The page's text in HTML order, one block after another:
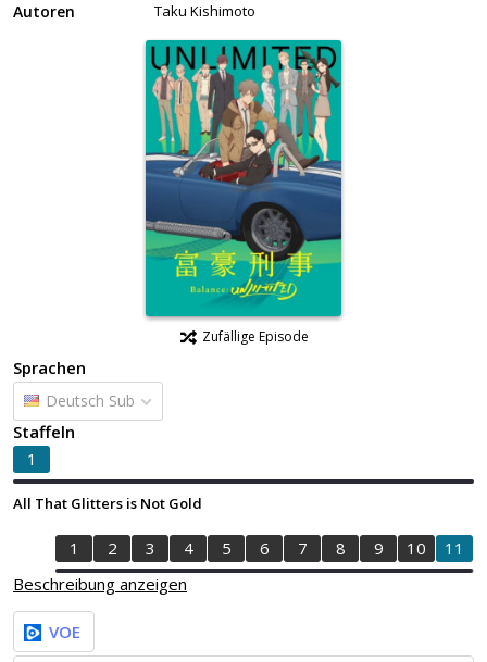
Autoren Taku Kishimoto
Zufällige Episode
Sprachen
Deutsch Sub
Staffeln
1
All That Glitters is Not Gold
1 2 3 4 5 6 7 8 9 10
11
Beschreibung anzeigen
VOE